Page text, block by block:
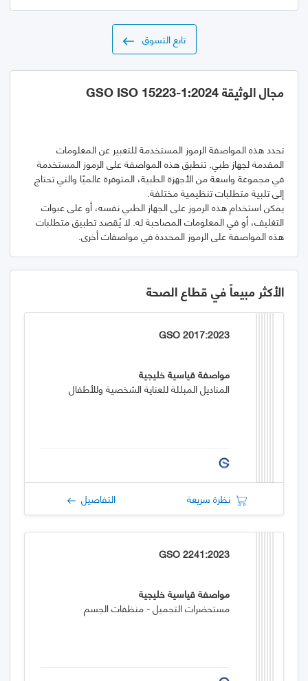
تابع التسوق
مجال الوثيقة GSO ISO 15223-1:2024
تحدد هذه المواصفة الرموز المستخدمة للتعبير عن المعلومات
المقدمة لجهاز طبي. تنطبق هذه المواصفة على الرموز المستخدمة
في مجموعة واسعة من الأجهزة الطبية، المتوفرة عالميًا والتي تحتاج
يمكن استخدام هذه الرموز على الجهاز الطبي نفسه، أو على عبوات
التغليف، أو في المعلومات المصاحبة له. لا يُقصد تطبيق متطلبات
هذه المواصفة على الرموز المحددة في مواصفات أخرى.
الأكثر مبيعاً في قطاع الصحة
GSO 2017:2023
مواصفة قياسية خليجية
المناديل المبللة للعناية الشخصية وللأطفال
نظرة سريعة التفاصيل
GSO 2241:2023
مواصفة قياسية خليجية
مستحضرات التجميل - منظفات الجسم